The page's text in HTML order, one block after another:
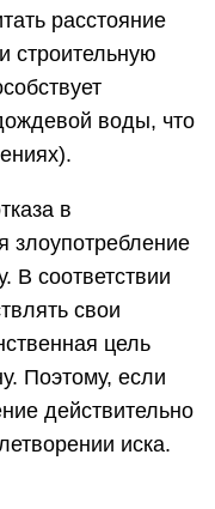
расстояние
строительную
воды, что
в
злоупотребление
В соответствии
свои
цель
Поэтому, если
действительно
иска.